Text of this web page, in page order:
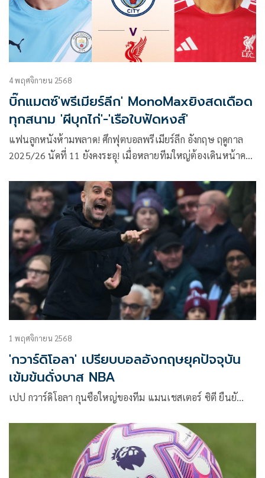
4 พฤศจิกายน 2568
บิ๊กแมตซ์'พรีเมียร์ลีก' MonoMaxยิงสดเดือด
ทุกสนาม 'ผีบุกไก่'-'เรือใบฟัดหงส์'
แฟนลูกหนังห้ามพลาด! ศึกฟุตบอลพรีเมียร์ลีก อังกฤษ ฤดูกาล
2025/26 นัดที่ 11 ยังคงระอุ! เมื่อหลายทีมใหญ่ต้องเดินหน้าคว้า
2568 ไปจนถึงเที่ยงคืน วันอาทิตย์ที่ 9 พฤศจิกายน 2568 ไม่ว่า
จะเป็น “เรือใบสีฟ้า” เปิดศึก “หงส์แดง” ในเกมแห่งศักดิ์ศรี และ
“ปีศาจแดง” ยกพลเยือนถิ่น “ไก่เดือยทอง” ที่กำลังร้อนแรง
สุดขีด ชมสดทุกแมตช์ได้ครบทาง Monomax และบางคู่ผ่านหน้า
จอ ช่อง MONO29
1 พฤศจิกายน 2568
'กวาร์ดิโอลา' เปรียบบอลอังกฤษยุคปัจจุบัน
เข้มข้นดั่งบาส NBA
เปป กวาร์ดิโอลา กุนซือใหญ่ของทีม แมนเชสเตอร์ ซิตี ยืนยั…